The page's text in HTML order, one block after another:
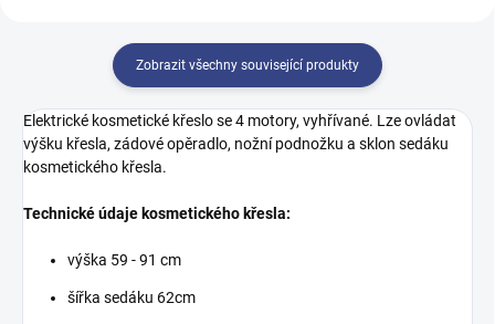
Zobrazit všechny související produkty
Elektrické kosmetické křeslo se 4 motory, vyhřívané. Lze ovládat
výšku křesla, zádové opěradlo, nožní podnožku a sklon sedáku
kosmetického křesla.
Technické údaje kosmetického křesla:
výška 59 - 91 cm
šířka sedáku 62cm